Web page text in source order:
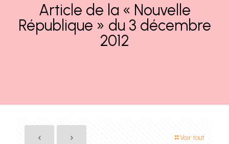
Article de la « Nouvelle
République » du 3 décembre
2012
Voir tout